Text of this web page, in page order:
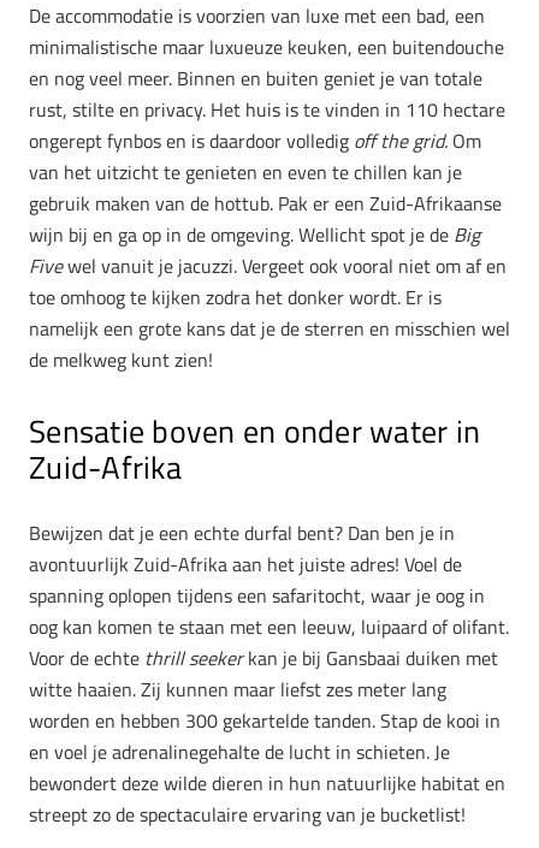
De accommodatie is voorzien van luxe met een bad, een
minimalistische maar luxueuze keuken, een buitendouche
en nog veel meer. Binnen en buiten geniet je van totale
rust, stilte en privacy. Het huis is te vinden in 110 hectare
ongerept fynbos en is daardoor volledig off the grid. Om
van het uitzicht te genieten en even te chillen kan je
gebruik maken van de hottub. Pak er een Zuid-Afrikaanse
wijn bij en ga op in de omgeving. Wellicht spot je de Big
Fivewel vanuit je jacuzzi. Vergeet ook vooral niet om af en
toe omhoog te kijken zodra het donker wordt. Er is
namelijk een grote kans dat je de sterren en misschien wel
de melkweg kunt zien!
Sensatie boven en onder water in
Zuid-Afrika
Bewijzen dat je een echte durfal bent? Dan ben je in
avontuurlijk Zuid-Afrika aan het juiste adres! Voel de
spanning oplopen tijdens een safaritocht, waar je oog in
oog kan komen te staan met een leeuw, luipaard of olifant.
Voor de echte thrill seekerkan je bij Gansbaai duiken met
witte haaien. Zij kunnen maar liefst zes meter lang
worden en hebben 300 gekartelde tanden. Stap de kooi in
en voel je adrenalinegehalte de lucht in schieten. Je
bewondert deze wilde dieren in hun natuurlijke habitat en
streept zo de spectaculaire ervaring van je bucketlist!